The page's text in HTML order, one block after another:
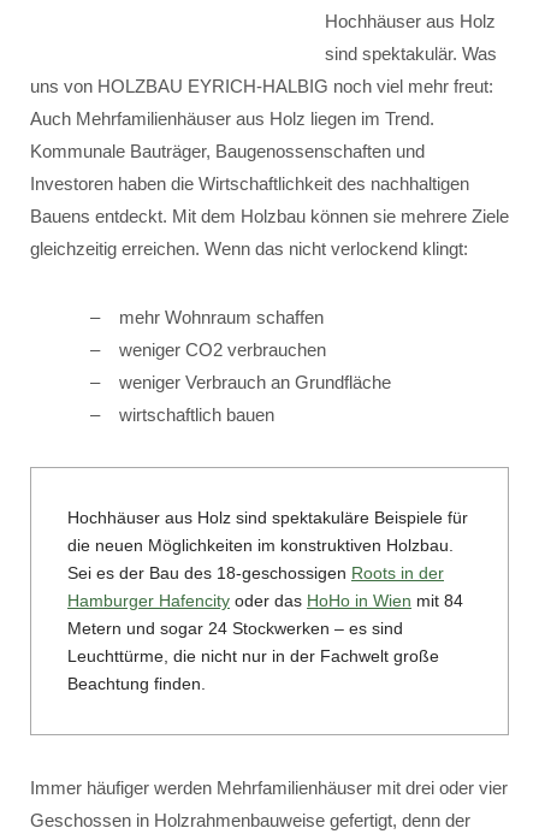
Hochhäuser aus Holz
sind spektakulär. Was
uns von HOLZBAU EYRICH-HALBIG noch viel mehr freut:
Auch Mehrfamilienhäuser aus Holz liegen im Trend.
Kommunale Bauträger, Baugenossenschaften und
Investoren haben die Wirtschaftlichkeit des nachhaltigen
Bauens entdeckt. Mit dem Holzbau können sie mehrere Ziele
gleichzeitig erreichen. Wenn das nicht verlockend klingt:
mehr Wohnraum schaffen
weniger CO2 verbrauchen
weniger Verbrauch an Grundfläche
wirtschaftlich bauen
Hochhäuser aus Holz sind spektakuläre Beispiele für
die neuen Möglichkeiten im konstruktiven Holzbau.
Sei es der Bau des 18-geschossigen Roots in der
Hamburger Hafencity oder das HoHo in Wien mit 84
Metern und sogar 24 Stockwerken – es sind
Leuchttürme, die nicht nur in der Fachwelt große
Beachtung finden.
Immer häufiger werden Mehrfamilienhäuser mit drei oder vier
Geschossen in Holzrahmenbauweise gefertigt, denn der